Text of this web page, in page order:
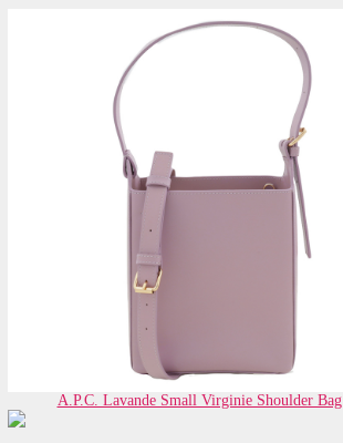
A.P.C. Lavande Small Virginie Shoulder Bag